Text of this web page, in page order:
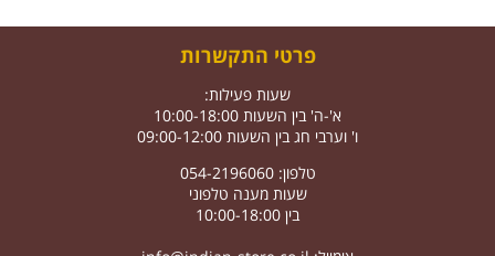
פרטי התקשרות
שעות פעילות:
א'-ה' בין השעות 10:00-18:00
ו' וערבי חג בין השעות 09:00-12:00
טלפון: 054-2196060
שעות מענה טלפוני
בין 10:00-18:00